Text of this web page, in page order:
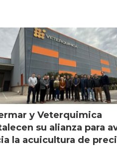
y Veterquimica
su alianza para
la acuicultura de